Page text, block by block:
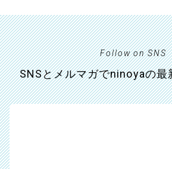
Follow on SNS
SNSとメルマガでninoyaの最